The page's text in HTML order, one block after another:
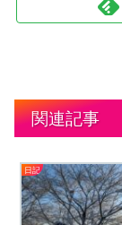
関連記事
日記